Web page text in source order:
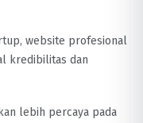
website profesional
kredibilitas dan
lebih percaya pada